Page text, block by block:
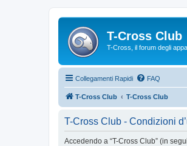
T-Cross Club
T-Cross, il forum degli
Collegamenti Rapidi FAQ
T-Cross Club T-Cross Club
T-Cross Club - Condizioni
Accedendo a “T-Cross Club” (in